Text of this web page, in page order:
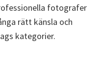
fotografer
rätt känsla och
kategorier.